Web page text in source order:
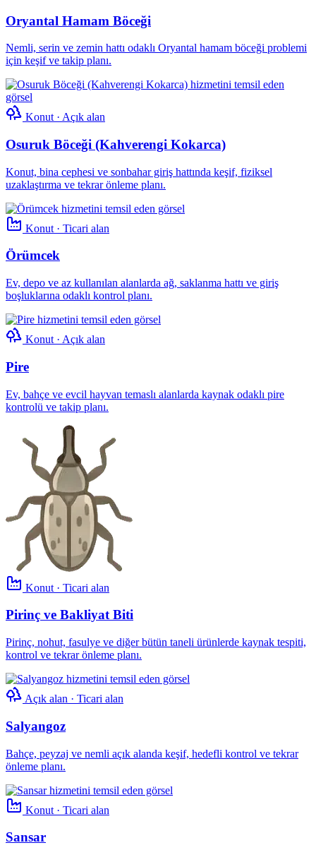
Oryantal Hamam Böceği
Nemli, serin ve zemin hattı odaklı Oryantal hamam böceği problemi
için keşif ve takip planı.
Konut · Açık alan
Osuruk Böceği (Kahverengi Kokarca)
Konut, bina cephesi ve sonbahar giriş hattında keşif, fiziksel
uzaklaştırma ve tekrar önleme planı.
Konut · Ticari alan
Örümcek
Ev, depo ve az kullanılan alanlarda ağ, saklanma hattı ve giriş
boşluklarına odaklı kontrol planı.
Konut · Açık alan
Pire
Ev, bahçe ve evcil hayvan temaslı alanlarda kaynak odaklı pire
kontrolü ve takip planı.
Konut · Ticari alan
Pirinç ve Bakliyat Biti
Pirinç, nohut, fasulye ve diğer bütün taneli ürünlerde kaynak tespiti,
kontrol ve tekrar önleme planı.
Açık alan · Ticari alan
Salyangoz
Bahçe, peyzaj ve nemli açık alanda keşif, hedefli kontrol ve tekrar
önleme planı.
Konut · Ticari alan
Sansar